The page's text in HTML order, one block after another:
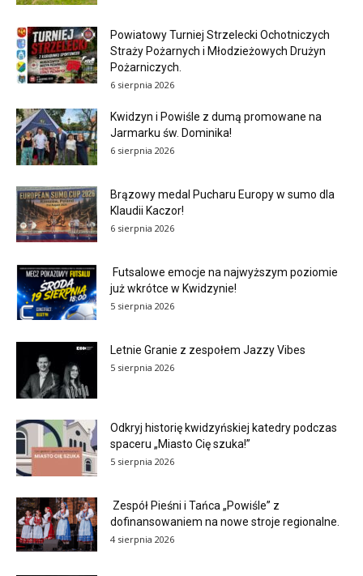
Powiatowy Turniej Strzelecki Ochotniczych
Straży Pożarnych i Młodzieżowych Drużyn
Pożarniczych.
6 sierpnia 2026
Kwidzyn i Powiśle z dumą promowane na
Jarmarku św. Dominika!
6 sierpnia 2026
Brązowy medal Pucharu Europy w sumo dla
Klaudii Kaczor!
6 sierpnia 2026
Futsalowe emocje na najwyższym poziomie
już wkrótce w Kwidzynie!
5 sierpnia 2026
Letnie Granie z zespołem Jazzy Vibes
5 sierpnia 2026
Odkryj historię kwidzyńskiej katedry podczas
spaceru „Miasto Cię szuka!”
5 sierpnia 2026
Zespół Pieśni i Tańca „Powiśle” z
dofinansowaniem na nowe stroje regionalne.
4 sierpnia 2026